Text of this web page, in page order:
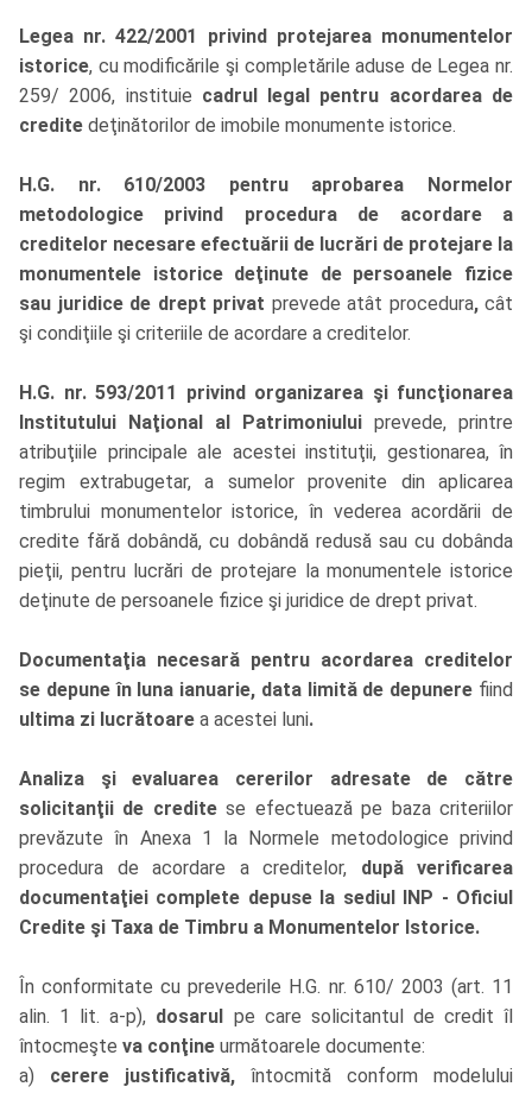
Legea nr. 422/2001 privind protejarea monumentelor
istorice, cu modificările şi completările aduse de Legea nr.
259/ 2006, instituie cadrul legal pentru acordarea de
credite deţinătorilor de imobile monumente istorice.
H.G. nr. 610/2003 pentru aprobarea Normelor
metodologice privind procedura de acordare a
creditelor necesare efectuării de lucrări de protejare la
monumentele istorice deţinute de persoanele fizice
sau juridice de drept privat prevede atât procedura, cât
şi condiţiile şi criteriile de acordare a creditelor.
H.G. nr. 593/2011 privind organizarea şi funcţionarea
Institutului Naţional al Patrimoniului prevede, printre
atribuţiile principale ale acestei instituţii, gestionarea, în
regim extrabugetar, a sumelor provenite din aplicarea
timbrului monumentelor istorice, în vederea acordării de
credite fără dobândă, cu dobândă redusă sau cu dobânda
pieţii, pentru lucrări de protejare la monumentele istorice
deţinute de persoanele fizice şi juridice de drept privat.
Documentaţia necesară pentru acordarea creditelor
se depune în luna ianuarie, data limită de depunere fiind
ultima zi lucrătoare a acestei luni.
Analiza şi evaluarea cererilor adresate de către
solicitanţii de creditese efectuează pe baza criteriilor
prevăzute în Anexa 1 la Normele metodologice privind
procedura de acordare a creditelor, după verificarea
documentaţiei complete depuse la sediul INP - Oficiul
Credite şi Taxa de Timbru a Monumentelor Istorice.
În conformitate cu prevederile H.G. nr. 610/ 2003 (art. 11
alin. 1 lit. a-p), dosarul pe care solicitantul de credit îl
întocmeşte va conţine următoarele documente:
a) cerere justificativă, întocmită conform modelului